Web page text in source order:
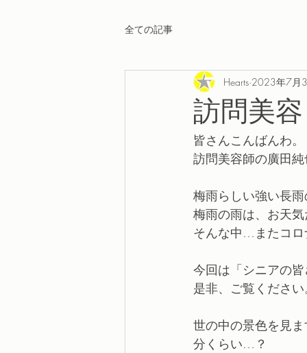
全ての記事
訪問美
Hearts 2023年7月
皆さんこんばんわ。
訪問美容師の廣田
梅雨らしい強い長
梅雨の雨は、お天
そんな中…またコロ
今回は「シニアの
是非、ご覧くださ
世の中の景色を見
分くらい…？